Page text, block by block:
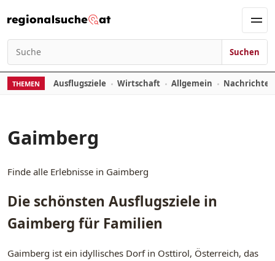
Suchen nach:
Suchen
THEMEN Ausflugsziele Wirtschaft Allgemein
Gaimberg
Finde alle Erlebnisse in Gaimberg
Die schönsten Ausflugsziele in
Gaimberg für Familien
Gaimberg ist ein idyllisches Dorf in Osttirol, Österreich, das